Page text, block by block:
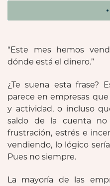
“Este mes hemos
dónde está el dinero.”
¿Te suena esta frase?
parece en empresas
y actividad, o incluso
saldo de la cuenta
frustración, estrés e
vendiendo, lo lógico
Pues no siempre.
La mayoría de las